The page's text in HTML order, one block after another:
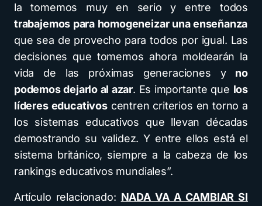
la tomemos muy en serio y entre todos
trabajemos para homogeneizar una enseñanza
que sea de provecho para todos por igual. Las
decisiones que tomemos ahora moldearán la
vida de las próximas generaciones y no
podemos dejarlo al azar. Es importante que los
líderes educativoscentren criterios en torno a
los sistemas educativos que llevan décadas
demostrando su validez. Y entre ellos está el
sistema británico, siempre a la cabeza de los
rankings educativos mundiales”.
Artículo relacionado: NADA VA A CAMBIAR SI